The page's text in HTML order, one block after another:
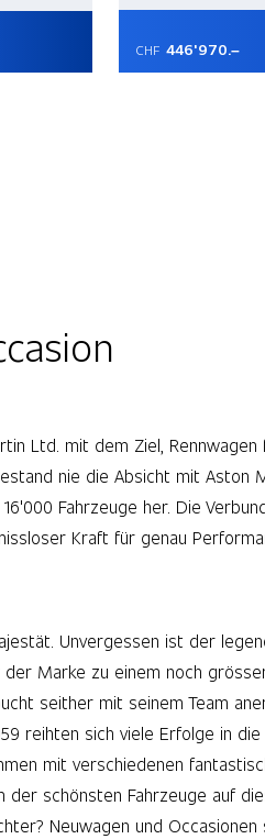
CHF 446'970.–
Ltd. mit dem Ziel,
nie die Absicht mit
Fahrzeuge her. Die
Kraft für genau
Unvergessen ist der
Marke zu einem noch
seither mit seinem Team
reihten sich viele Erfolge in
mit verschiedenen
schönsten Fahrzeuge auf
Neuwagen und